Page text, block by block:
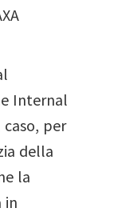
Internal
per
della
la
in